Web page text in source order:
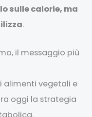
sulle calorie, ma
.
il messaggio più
alimenti vegetali e
oggi la strategia